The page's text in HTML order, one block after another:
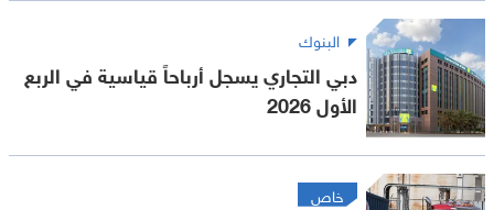
البنوك
دبي التجاري يسجل أرباحاً قياسية في الربع
الأول 2026
خاص